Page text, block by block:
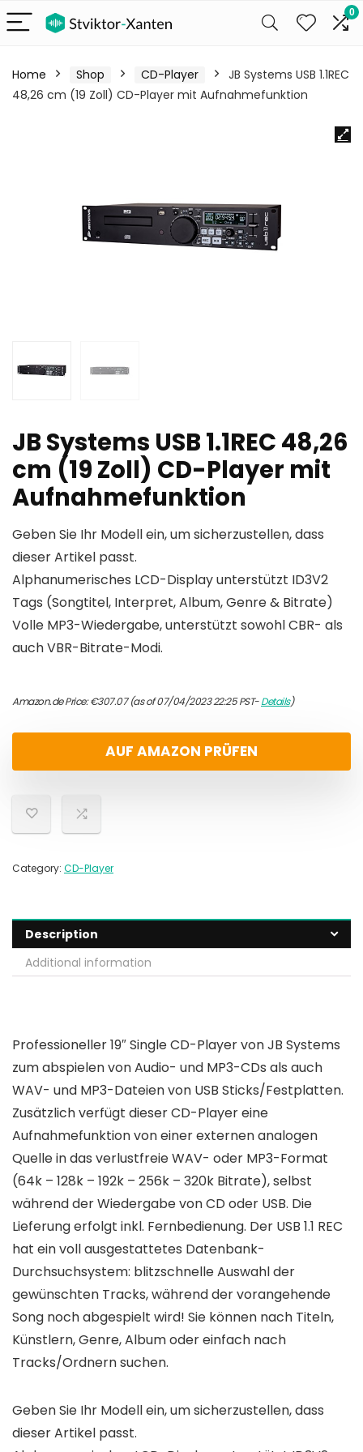
0
Home Shop CD-Player
JB Systems USB 1.1REC
48,26 cm (19 Zoll) CD-Player mit Aufnahmefunktion
JB Systems USB 1.1REC 48,26
cm (19 Zoll) CD-Player mit
Aufnahmefunktion
Geben Sie Ihr Modell ein, um sicherzustellen, dass
dieser Artikel passt.
Alphanumerisches LCD-Display unterstützt ID3V2
Tags (Songtitel, Interpret, Album, Genre & Bitrate)
Volle MP3-Wiedergabe, unterstützt sowohl CBR- als
auch VBR-Bitrate-Modi.
Amazon.de Price:€307.07(as of 07/04/2023 22:25 PST-Details)
AUF AMAZON PRÜFEN
Category: CD-Player
Description
Additional information
Professioneller 19″ Single CD-Player von JB Systems
zum abspielen von Audio- und MP3-CDs als auch
WAV- und MP3-Dateien von USB Sticks/Festplatten.
Zusätzlich verfügt dieser CD-Player eine
Aufnahmefunktion von einer externen analogen
Quelle in das verlustfreie WAV- oder MP3-Format
(64k – 128k – 192k – 256k – 320k Bitrate), selbst
während der Wiedergabe von CD oder USB. Die
Lieferung erfolgt inkl. Fernbedienung. Der USB 1.1 REC
hat ein voll ausgestattetes Datenbank-
Durchsuchsystem: blitzschnelle Auswahl der
gewünschten Tracks, während der vorangehende
Song noch abgespielt wird! Sie können nach Titeln,
Künstlern, Genre, Album oder einfach nach
Tracks/Ordnern suchen.
Geben Sie Ihr Modell ein, um sicherzustellen, dass
dieser Artikel passt.